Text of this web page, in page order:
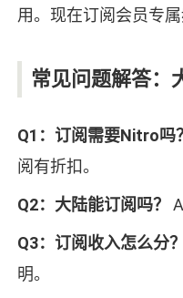
用。现在订阅会员专
常见问题解答：
Q1：订阅需要Nitro吗？
阅有折扣。
Q2：大陆能订阅吗？
Q3：订阅收入怎么分？
明。